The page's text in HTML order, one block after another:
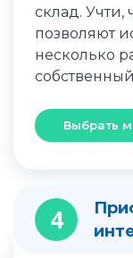
склад. Учти,
позволяют
несколько
Выбрать
4